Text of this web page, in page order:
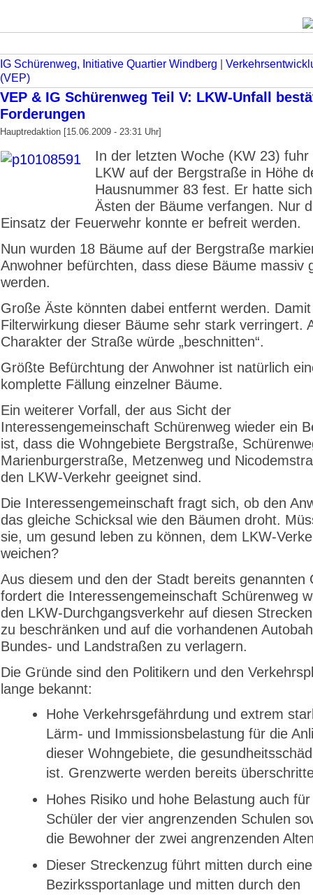
IG Schürenweg, Initiative Quartier Windberg
(VEP)
VEP & IG Schürenweg Teil V: LKW-Unfall
Forderungen
Hauptredaktion [15.06.2009 - 23:31 Uhr]
In der letzten Woche (KW 23) fuhr
LKW auf der Bergstraße in Höhe
Hausnummer 83 fest. Er hatte
Ästen der Bäume verfangen. Nur
Einsatz der Feuerwehr konnte er befreit werden.
Nun wurden 18 Bäume auf der Bergstraße
Anwohner befürchten, dass diese Bäume massiv
werden.
Große Äste könnten dabei entfernt werden.
Filterwirkung dieser Bäume sehr stark verringert.
Charakter der Straße würde „beschnitten“.
Größte Befürchtung der Anwohner ist natürlich
komplette Fällung einzelner Bäume.
Ein weiterer Vorfall, der aus Sicht der
Interessengemeinschaft Schürenweg wieder ein
ist, dass die Wohngebiete Bergstraße,
Marienburgerstraße, Metzenweg und
den LKW-Verkehr geeignet sind.
Die Interessengemeinschaft fragt sich, ob den
das gleiche Schicksal wie den Bäumen droht.
sie, um gesund leben zu können, dem LKW-
weichen?
Aus diesem und den der Stadt bereits genannten
fordert die Interessengemeinschaft Schürenweg
den LKW-Durchgangsverkehr auf diesen
zu beschränken und auf die vorhandenen
Bundes- und Landstraßen zu verlagern.
Die Gründe sind den Politikern und den
lange bekannt:
Hohe Verkehrsgefährdung und extrem
Lärm- und Immissionsbelastung für die
dieser Wohngebiete, die
ist. Grenzwerte werden bereits
Hohes Risiko und hohe Belastung auch
Schüler der vier angrenzenden Schulen
die Bewohner der zwei angrenzenden
Dieser Streckenzug führt mitten durch eine
Bezirkssportanlage und mitten durch den